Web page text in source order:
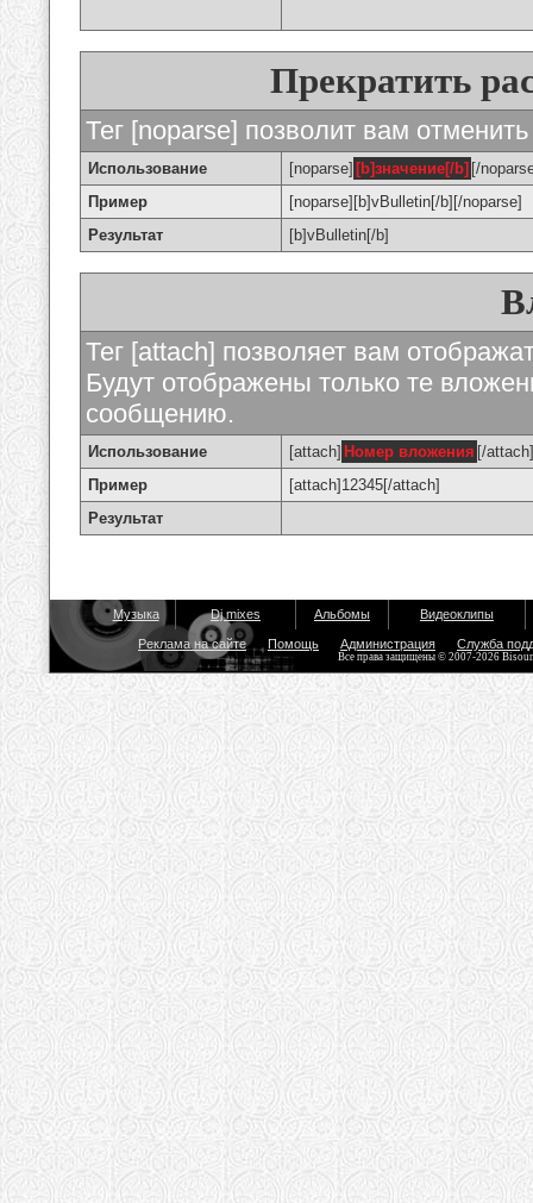
Прекратить
Тег [noparse] позволит вам
Использование [noparse] [b]значение[/b] [/
Пример
[noparse][b]vBulletin[/b][/noparse]
Результат
[b]vBulletin[/b]
Тег [attach] позволяет вам
Будут отображены только те
сообщению.
Использование [attach] Номер вложения [/attach]
Пример
[attach]12345[/attach]
Результат
Музыка Dj mixes Альбомы Видеоклипы
Реклама на сайте Помощь Администрация Служба
Все права защищены © 2007-2026